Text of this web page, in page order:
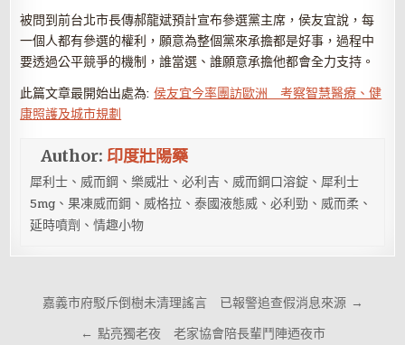
被問到前台北市長傳郝龍斌預計宣布參選黨主席，侯友宜說，每
一個人都有參選的權利，願意為整個黨來承擔都是好事，過程中
要透過公平競爭的機制，誰當選、誰願意承擔他都會全力支持。
此篇文章最開始出處為:侯友宜今率團訪歐洲 考察智慧醫療、健
康照護及城市規劃
Author: 印度壯陽藥
犀利士、威而鋼、樂威壯、必利吉、威而鋼口溶錠、犀利士
5mg、果凍威而鋼、威格拉、泰國液態威、必利勁、威而柔、
延時噴劑、情趣小物
嘉義市府駁斥倒樹未清理謠言 已報警追查假消息來源 →
← 點亮獨老夜 老家協會陪長輩鬥陣迺夜市